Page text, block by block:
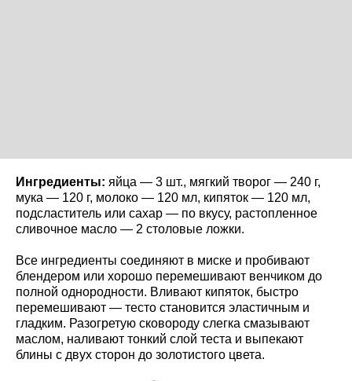
Ингредиенты: яйца — 3 шт., мягкий творог — 240 г,
мука — 120 г, молоко — 120 мл, кипяток — 120 мл,
подсластитель или сахар — по вкусу, растопленное
сливочное масло — 2 столовые ложки.
Все ингредиенты соединяют в миске и пробивают
блендером или хорошо перемешивают венчиком до
полной однородности. Вливают кипяток, быстро
перемешивают — тесто становится эластичным и
гладким. Разогретую сковороду слегка смазывают
маслом, наливают тонкий слой теста и выпекают
блины с двух сторон до золотистого цвета.